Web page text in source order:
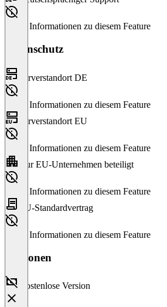
Keine Informationen zu diesem Feature
Datenschutz
Serverstandort DE
Keine Informationen zu diesem Feature
Serverstandort EU
Keine Informationen zu diesem Feature
Nur EU-Unternehmen beteiligt
Keine Informationen zu diesem Feature
EU-Standardvertrag
Keine Informationen zu diesem Feature
Versionen
Kostenlose Version